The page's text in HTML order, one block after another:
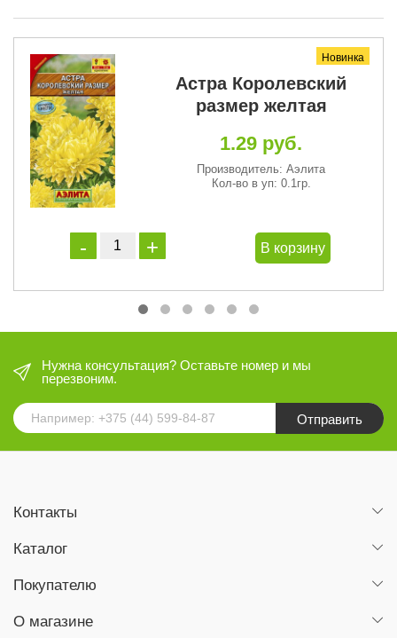
Новинка
Астра Королевский
размер желтая
1.29 руб.
Производитель: Аэлита
Кол-во в уп: 0.1гр.
В корзину
Нужна консультация? Оставьте номер и мы
перезвоним.
Отправить
Контакты
Каталог
Покупателю
О магазине